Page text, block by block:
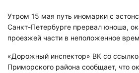
Утром 15 мая путь иномарки с
Санкт-Петербурге прервал юноша,
проезжей части в неположенное
«Дорожный инспектор» ВК со
Приморского района сообщает, что